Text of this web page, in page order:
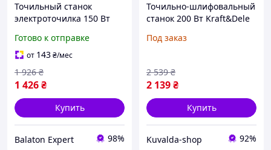
Точильный станок
электроточилка 150 Вт
мастерской PAE-600
заточной станок для
ножей медная обмотка
Готово к отправке
от 143₴/мес
1 426₴
1 926 ₴
Купить
Balaton Expert 98%
Точильно-шлифовальный
станок 200 Вт Kraft&Dele
заточный станок для
Под заказ
2 139₴
2 539 ₴
Купить
Kuvalda-shop 92%